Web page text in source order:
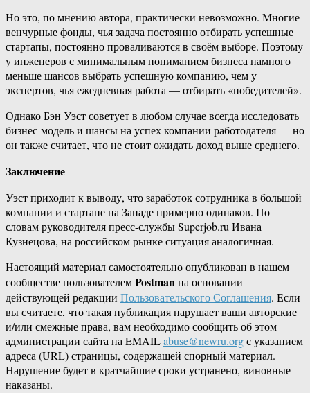
Но это, по мнению автора, практически невозможно. Многие
венчурные фонды, чья задача постоянно отбирать успешные
стартапы, постоянно проваливаются в своём выборе. Поэтому
у инженеров с минимальным пониманием бизнеса намного
меньше шансов выбрать успешную компанию, чем у
экспертов, чья ежедневная работа — отбирать «победителей».
Однако Бэн Уэст советует в любом случае всегда исследовать
бизнес-модель и шансы на успех компании работодателя — но
он также считает, что не стоит ожидать доход выше среднего.
Заключение
Уэст приходит к выводу, что заработок сотрудника в большой
компании и стартапе на Западе примерно одинаков. По
словам руководителя пресс-службы Superjob.ru Ивана
Кузнецова, на российском рынке ситуация аналогичная.
Настоящий материал самостоятельно опубликован в нашем
сообществе пользователемPostmanна основании
действующей редакции Пользовательского Соглашения. Если
вы считаете, что такая публикация нарушает ваши авторские
и/или смежные права, вам необходимо сообщить об этом
администрации сайта на EMAILabuse@newru.orgс указанием
адреса (URL) страницы, содержащей спорный материал.
Нарушение будет в кратчайшие сроки устранено, виновные
наказаны.